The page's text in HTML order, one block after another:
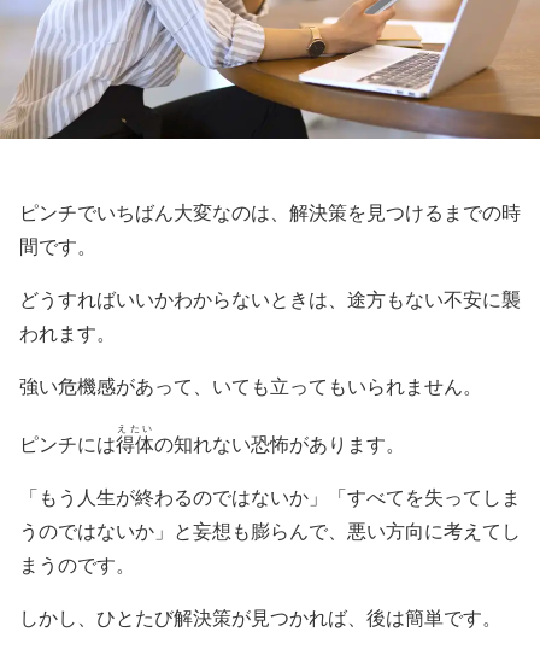
ピンチでいちばん大変なのは、解決策を見つけるまでの時
間です。
どうすればいいかわからないときは、途方もない不安に襲
われます。
強い危機感があって、いても立ってもいられません。
ピンチには得体
えたい
の知れない恐怖があります。
「もう人生が終わるのではないか」「すべてを失ってしま
うのではないか」と妄想も膨らんで、悪い方向に考えてし
まうのです。
しかし、ひとたび解決策が見つかれば、後は簡単です。